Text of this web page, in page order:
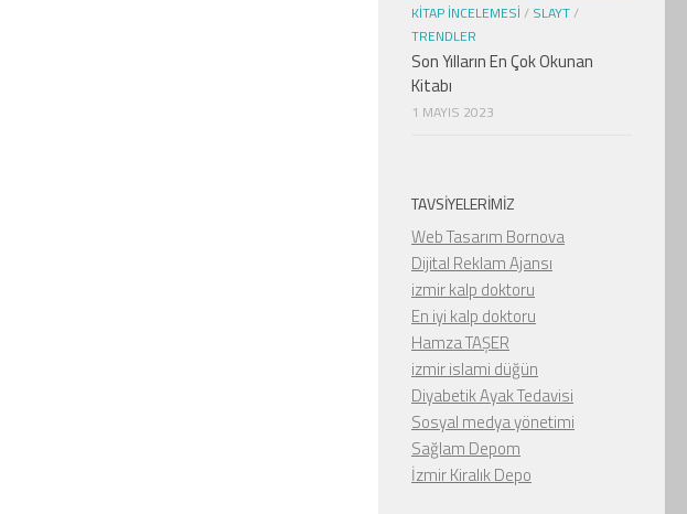
KITAP İNCELEMESI / SLAYT/
TRENDLER
Son Yılların En Çok Okunan
Kitabı
1 MAYIS 2023
TAVSIYELERIMIZ
Web Tasarım Bornova
Dijital Reklam Ajansı
izmir kalp doktoru
En iyi kalp doktoru
Hamza TAŞER
izmir islami düğün
Diyabetik Ayak Tedavisi
Sosyal medya yönetimi
Sağlam Depom
İzmir Kiralık Depo